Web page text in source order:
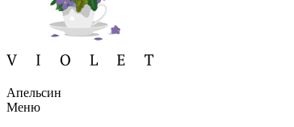
Апельсин
Меню